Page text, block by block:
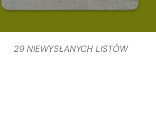
29 NIEWYSŁANYCH LISTÓW